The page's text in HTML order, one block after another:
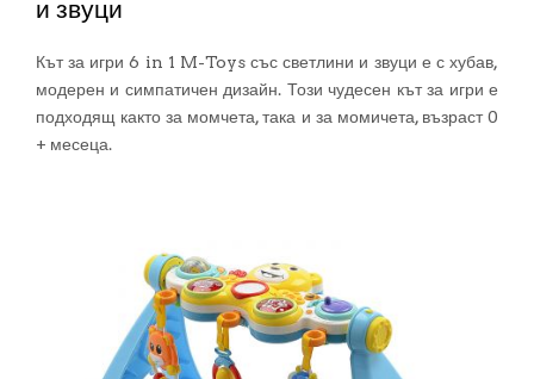
и звуци
Кът за игри 6 in 1 M-Toys със светлини и звуци е с хубав,
модерен и симпатичен дизайн. Този чудесен кът за игри е
подходящ както за момчета, така и за момичета, възраст 0
+ месеца.